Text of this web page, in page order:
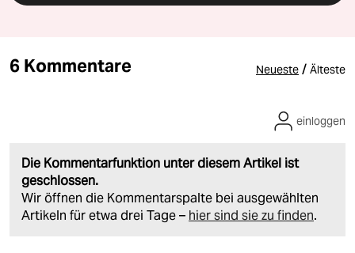
6 Kommentare Neueste / Älteste
Die Kommentarfunktion unter diesem Artikel ist
geschlossen.
Wir öffnen die Kommentarspalte bei ausgewählten
Artikeln für etwa drei Tage – hier sind sie zu finden.
einloggen